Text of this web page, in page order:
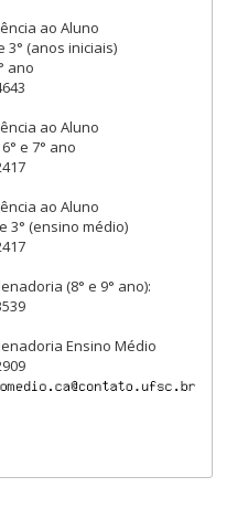
ao Aluno
3° (anos iniciais)
ano
ao Aluno
6° e 7° ano
ao Aluno
e 3° (ensino médio)
(8° e 9° ano):
Ensino Médio